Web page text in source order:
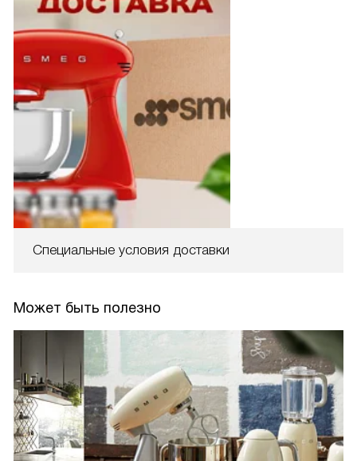
Специальные условия доставки
Может быть полезно